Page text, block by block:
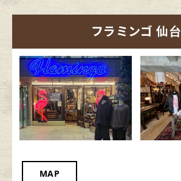
フラミンゴ 仙台
MAP